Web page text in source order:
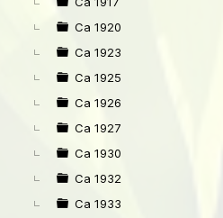
Ca 1920
Ca 1923
Ca 1925
Ca 1926
Ca 1927
Ca 1930
Ca 1932
Ca 1933